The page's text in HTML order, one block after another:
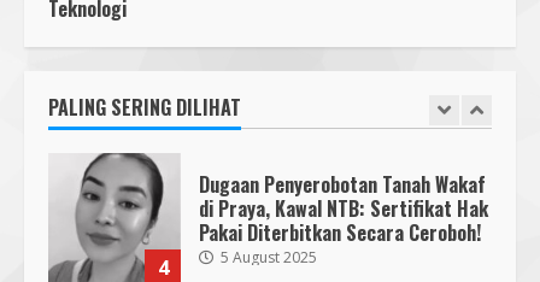
5
Teknologi
PALING SERING DILIHAT
3
Project Based Learning pada
Outing Class ke Destinasi Wisata
29 October 2023
4
Dugaan Penyerobotan Tanah Wakaf
di Praya, Kawal NTB: Sertifikat Hak
Pakai Diterbitkan Secara Ceroboh!
5 August 2025